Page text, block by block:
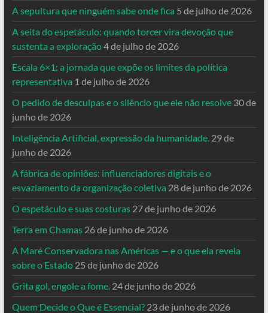
A sepultura que ninguém sabe onde fica 5 de julho de 2026
A seita do espetáculo: quando torcer vira devoção que
sustenta a exploração4 de julho de 2026
Escala 6×1: a jornada que expõe os limites da política
representativa 1 de julho de 2026
O pedido de desculpas e o silêncio que ele não resolve 30 de
junho de 2026
Inteligência Artificial, expressão da humanidade. 29 de
junho de 2026
A fábrica de opiniões: influenciadores digitais e o
esvaziamento da organização coletiva 28 de junho de 2026
O espetáculo e suas costuras 27 de junho de 2026
Terra em Chamas 26 de junho de 2026
A Maré Conservadora nas Américas — e o que ela revela
sobre o Estado 25 de junho de 2026
Grita gol, engole a fome. 24 de junho de 2026
Quem Decide o Que é Essencial? 23 de junho de 2026